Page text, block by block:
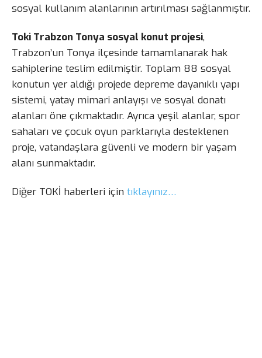
sosyal kullanım alanlarının artırılması sağlanmıştır.
Toki Trabzon Tonya sosyal konut projesi,
Trabzon’un Tonya ilçesinde tamamlanarak hak
sahiplerine teslim edilmiştir. Toplam 88 sosyal
konutun yer aldığı projede depreme dayanıklı yapı
sistemi, yatay mimari anlayışı ve sosyal donatı
alanları öne çıkmaktadır. Ayrıca yeşil alanlar, spor
sahaları ve çocuk oyun parklarıyla desteklenen
proje, vatandaşlara güvenli ve modern bir yaşam
alanı sunmaktadır.
Diğer TOKİ haberleri için tıklayınız…